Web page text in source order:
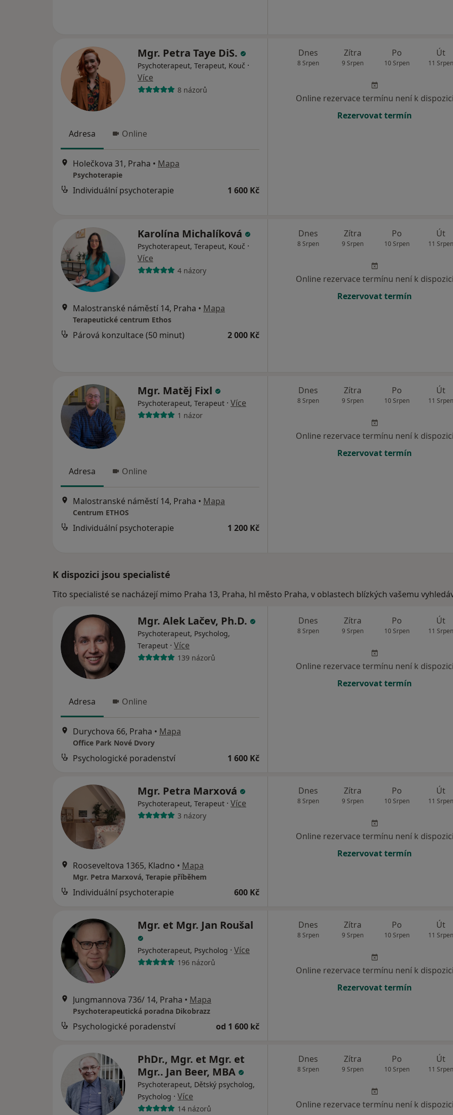
Mgr. Petra Taye DiS.
Psychoterapeut, Terapeut, Kouč ·
Více
8 názorů
Adresa Online
Holečkova 31, Praha • Mapa
Psychoterapie
Individuální psychoterapie 1 600 Kč
Dnes
8 Srpen
Zítra
9 Srpen
Po
10 Srpen
Út
11 Srpen
Online rezervace termínu není k dispozici
Rezervovat termín
Karolína Michalíková
Psychoterapeut, Terapeut, Kouč ·
Více
4 názory
Malostranské náměstí 14, Praha • Mapa
Terapeutické centrum Ethos
Párová konzultace (50 minut) 2 000 Kč
Dnes
8 Srpen
Zítra
9 Srpen
Po
10 Srpen
Út
11 Srpen
Online rezervace termínu není k dispozici
Rezervovat termín
Mgr. Matěj Fixl
Psychoterapeut, Terapeut · Více
1 názor
Adresa Online
Malostranské náměstí 14, Praha • Mapa
Centrum ETHOS
Individuální psychoterapie 1 200 Kč
Dnes
8 Srpen
Zítra
9 Srpen
Po
10 Srpen
Út
11 Srpen
Online rezervace termínu není k dispozici
Rezervovat termín
K dispozici jsou specialisté
Tito specialisté se nacházejí mimo Praha 13, Praha, hl město Praha, v oblastech blízkých vašemu
Mgr. Alek Lačev, Ph.D.
Psychoterapeut, Psycholog,
Terapeut · Více
139 názorů
Adresa Online
Durychova 66, Praha • Mapa
Office Park Nové Dvory
Psychologické poradenství 1 600 Kč
Dnes
8 Srpen
Zítra
9 Srpen
Po
10 Srpen
Út
11 Srpen
Online rezervace termínu není k dispozici
Rezervovat termín
Mgr. Petra Marxová
Psychoterapeut, Terapeut · Více
3 názory
Rooseveltova 1365, Kladno • Mapa
Mgr. Petra Marxová, Terapie příběhem
Individuální psychoterapie 600 Kč
Dnes
8 Srpen
Zítra
9 Srpen
Po
10 Srpen
Út
11 Srpen
Online rezervace termínu není k dispozici
Rezervovat termín
Mgr. et Mgr. Jan Roušal
Psychoterapeut, Psycholog · Více
196 názorů
Jungmannova 736/ 14, Praha • Mapa
Psychoterapeutická poradna Dikobrazz
Psychologické poradenství od 1 600 kč
Dnes
8 Srpen
Zítra
9 Srpen
Po
10 Srpen
Út
11 Srpen
Online rezervace termínu není k dispozici
Rezervovat termín
PhDr., Mgr. et Mgr. et
Mgr.. Jan Beer, MBA
Psychoterapeut, Dětský psycholog,
Psycholog · Více
14 názorů
Dnes
8 Srpen
Zítra
9 Srpen
Po
10 Srpen
Út
11 Srpen
Online rezervace termínu není k dispozici